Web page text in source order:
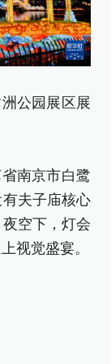
公园展区展
南京市白鹭
夫子庙核心
空下，灯会
视觉盛宴。